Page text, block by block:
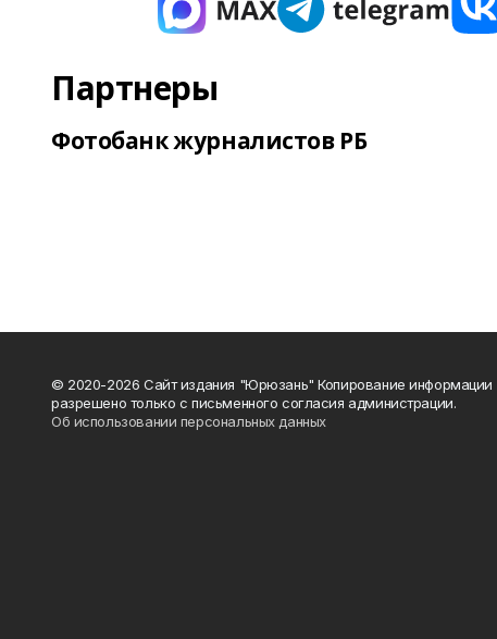
Партнеры
Фотобанк журналистов РБ
© 2020-2026 Сайт издания "Юрюзань" Копирование информации
разрешено только с письменного согласия администрации.
Об использовании персональных данных